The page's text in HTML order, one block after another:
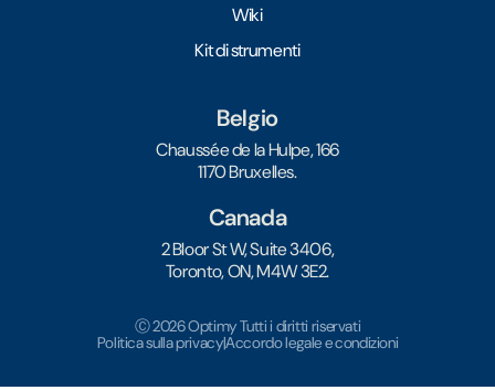
Wiki
Kit di strumenti
Belgio
Chaussée de la Hulpe, 166
1170 Bruxelles.
Canada
2 Bloor St W, Suite 3406,
Toronto, ON, M4W 3E2.
Ⓒ 2026 Optimy Tutti i diritti riservati
Politica sulla privacy|Accordo legale e condizioni